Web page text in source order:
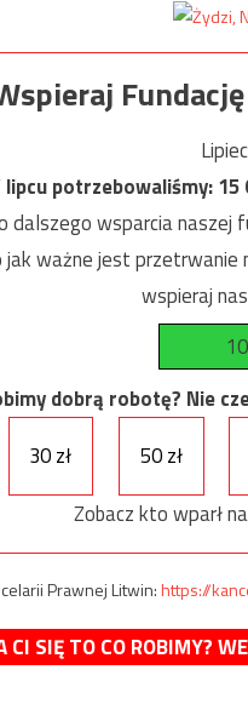
lipcu potrzebowaliśmy:15
dalszego wsparcia naszej
ważne jest przetrwanie
wspieraj
dobrą robotę? Nie
30 zł
50 zł
Zobacz kto wparł
Prawnej Litwin:https://
CI SIĘ TO CO ROBIMY?